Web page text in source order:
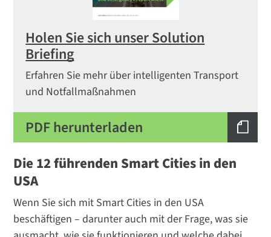
Holen Sie sich unser Solution
Briefing
Erfahren Sie mehr über intelligenten Transport
und Notfallmaßnahmen
PDF herunterladen
Die 12 führenden Smart Cities in den
USA
Wenn Sie sich mit Smart Cities in den USA
beschäftigen – darunter auch mit der Frage, was sie